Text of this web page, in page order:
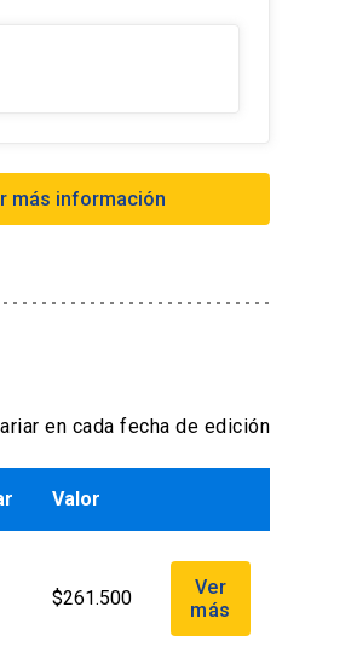
de crédito hasta 3
extranjero:
más información
en cada fecha de edición
Valor
$261.500
Ver
más